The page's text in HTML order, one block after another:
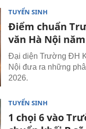
TUYỂN SINH
Điểm chuẩn
văn Hà Nội
Đại diện Trường ĐH
Nội đưa ra những
2026.
TUYỂN SINH
1 chọi 6 vào